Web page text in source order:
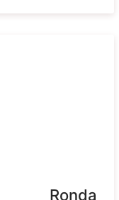
Ronda